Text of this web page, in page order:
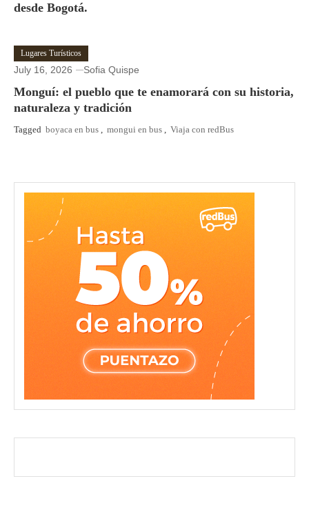
desde Bogotá.
Lugares Turísticos
July 16, 2026 Sofia Quispe
Monguí: el pueblo que te enamorará con su historia,
naturaleza y tradición
Tagged boyaca en bus , mongui en bus , Viaja con redBus